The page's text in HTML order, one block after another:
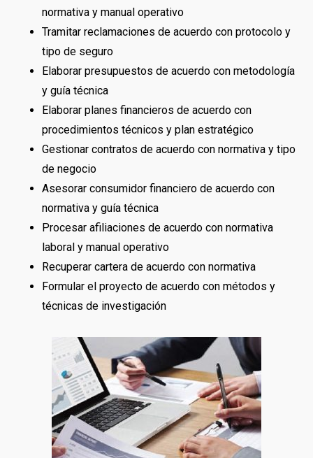
normativa y manual operativo
Tramitar reclamaciones de acuerdo con protocolo y
tipo de seguro
Elaborar presupuestos de acuerdo con metodología
y guía técnica
Elaborar planes financieros de acuerdo con
procedimientos técnicos y plan estratégico
Gestionar contratos de acuerdo con normativa y tipo
de negocio
Asesorar consumidor financiero de acuerdo con
normativa y guía técnica
Procesar afiliaciones de acuerdo con normativa
laboral y manual operativo
Recuperar cartera de acuerdo con normativa
Formular el proyecto de acuerdo con métodos y
técnicas de investigación